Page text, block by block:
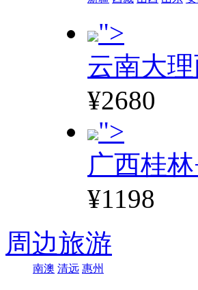
">
云南大
¥2680
">
广西桂
¥1198
周边旅游
南澳 清远 惠州